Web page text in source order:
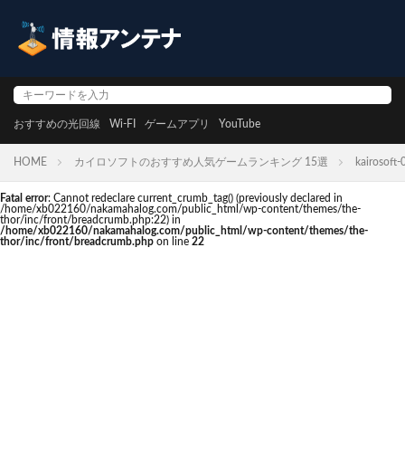
おすすめの光回線 Wi-FI ゲームアプリ YouTube
HOME カイロソフトのおすすめ人気ゲームランキング 15選 kairosoft-
Fatal error: Cannot redeclare current_crumb_tag() (previously declared in
/home/xb022160/nakamahalog.com/public_html/wp-content/themes/the-
thor/inc/front/breadcrumb.php:22) in
/home/xb022160/nakamahalog.com/public_html/wp-content/themes/the-
thor/inc/front/breadcrumb.php on line 22